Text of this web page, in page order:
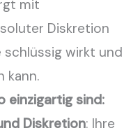
mit
Diskretion
schlüssig wirkt und
kann.
einzigartig sind:
Diskretion: Ihre